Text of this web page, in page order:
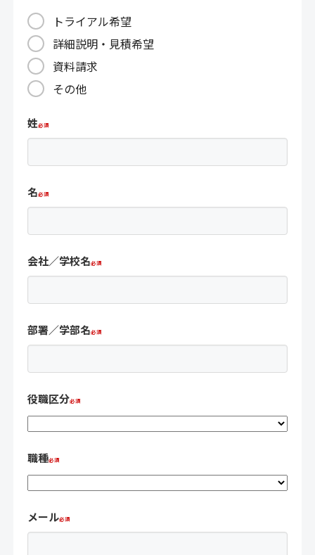
トライアル希望
詳細説明・見積希望
資料請求
その他
姓
名
会社／学校名
部署／学部名
役職区分
職種
メール